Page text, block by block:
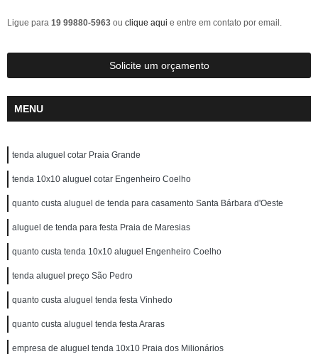
Ligue para 19 99880-5963 ou clique aqui e entre em contato por email.
Solicite um orçamento
MENU
tenda aluguel cotar Praia Grande
tenda 10x10 aluguel cotar Engenheiro Coelho
quanto custa aluguel de tenda para casamento Santa Bárbara d'Oeste
aluguel de tenda para festa Praia de Maresias
quanto custa tenda 10x10 aluguel Engenheiro Coelho
tenda aluguel preço São Pedro
quanto custa aluguel tenda festa Vinhedo
quanto custa aluguel tenda festa Araras
empresa de aluguel tenda 10x10 Praia dos Milionários